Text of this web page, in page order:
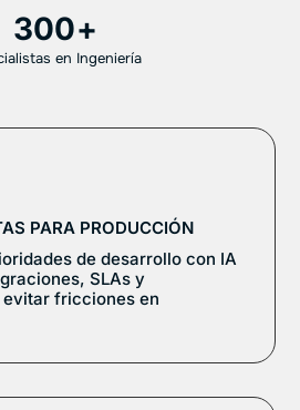
300
en Ingeniería
PARA PRODUCCIÓN
de desarrollo con IA
SLAs y
fricciones en